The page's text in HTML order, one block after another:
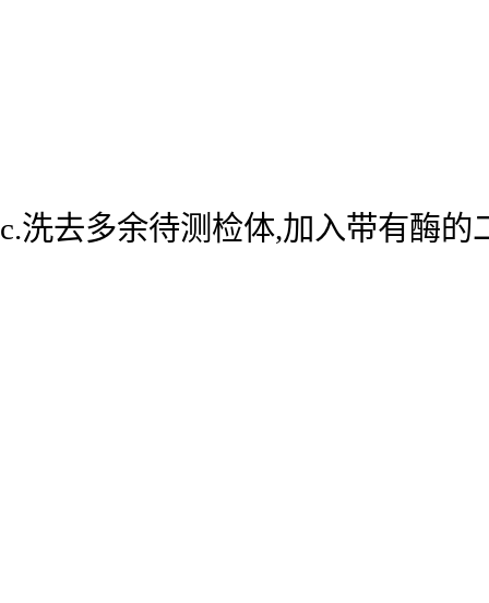
c.洗去多余待测检体,加入带有酶